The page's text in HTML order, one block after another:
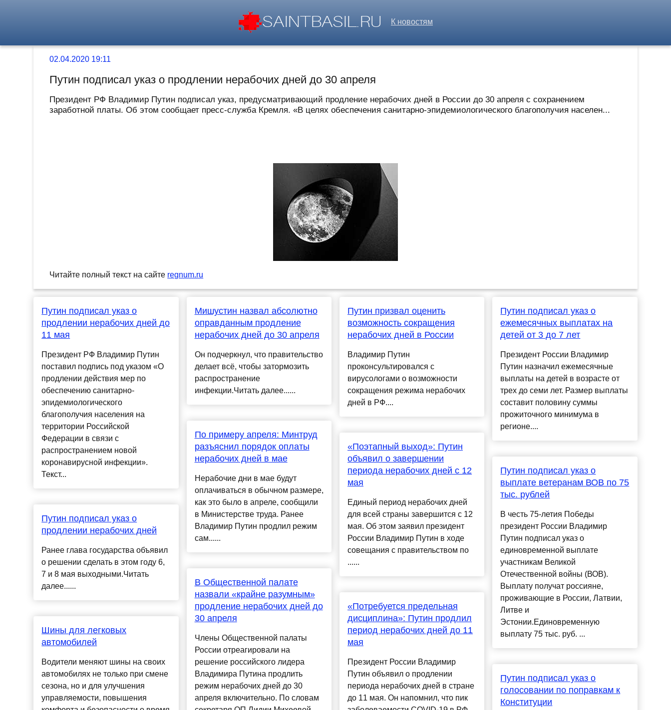
К новостям
02.04.2020 19:11
Путин подписал указ о продлении нерабочих дней до 30 апреля
Президент РФ Владимир Путин подписал указ, предусматривающий продление нерабочих дней в России до 30 апреля с сохранением
заработной платы. Об этом сообщает пресс-служба Кремля. «В целях обеспечения санитарно-эпидемиологического благополучия населен...
Читайте полный текст на сайте regnum.ru
Путин подписал указ о
продлении нерабочих дней до
11 мая
Президент РФ Владимир Путин
поставил подпись под указом «О
продлении действия мер по
обеспечению санитарно-
эпидемиологического
благополучия населения на
территории Российской
Федерации в связи с
распространением новой
коронавирусной инфекции».
Текст...
Путин подписал указ о
продлении нерабочих дней
Ранее глава государства объявил
о решении сделать в этом году 6,
7 и 8 мая выходными.Читать
далее......
Шины для легковых
автомобилей
Водители меняют шины на своих
автомобилях не только при смене
сезона, но и для улучшения
управляемости, повышения
Мишустин назвал абсолютно
оправданным продление
нерабочих дней до 30 апреля
Он подчеркнул, что правительство
делает всё, чтобы затормозить
распространение
инфекции.Читать далее......
По примеру апреля: Минтруд
разъяснил порядок оплаты
нерабочих дней в мае
Нерабочие дни в мае будут
оплачиваться в обычном размере,
как это было в апреле, сообщили
в Министерстве труда. Ранее
Владимир Путин продлил режим
сам......
В Общественной палате
назвали «крайне разумным»
продление нерабочих дней до
30 апреля
Члены Общественной палаты
России отреагировали на
решение российского лидера
Владимира Путина продлить
режим нерабочих дней до 30
апреля включительно. По словам
Путин призвал оценить
возможность сокращения
нерабочих дней в России
Владимир Путин
проконсультировался с
вирусологами о возможности
сокращения режима нерабочих
дней в РФ....
«Поэтапный выход»: Путин
объявил о завершении
периода нерабочих дней с 12
мая
Единый период нерабочих дней
для всей страны завершится с 12
мая. Об этом заявил президент
России Владимир Путин в ходе
совещания с правительством по
......
«Потребуется предельная
дисциплина»: Путин продлил
период нерабочих дней до 11
мая
Президент России Владимир
Путин объявил о продлении
периода нерабочих дней в стране
до 11 мая. Он напомнил, что пик
Путин подписал указ о
ежемесячных выплатах на
детей от 3 до 7 лет
Президент России Владимир
Путин назначил ежемесячные
выплаты на детей в возрасте от
трех до семи лет. Размер выплаты
составит половину суммы
прожиточного минимума в
регионе....
Путин подписал указ о
выплате ветеранам ВОВ по 75
тыс. рублей
В честь 75-летия Победы
президент России Владимир
Путин подписал указ о
единовременной выплате
участникам Великой
Отечественной войны (ВОВ).
Выплату получат россияне,
проживающие в России, Латвии,
Литве и
Эстонии.Единовременную
выплату 75 тыс. руб. ...
Путин подписал указ о
голосовании по поправкам к
Конституции